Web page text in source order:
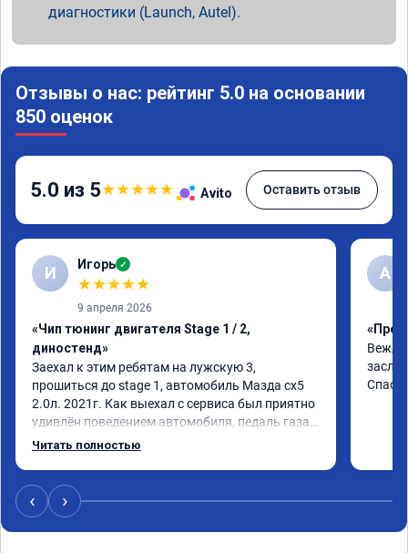
диагностики (Launch, Autel).
Отзывы о нас: рейтинг 5.0 на основании
850 оценок
5.0 из 5★★★★★ Avito Оставить отзыв
И Игорь ✓
★★★★★
9 апреля 2026
«Чип тюнинг двигателя Stage 1 / 2,
диностенд»
Заехал к этим ребятам на лужскую 3,
прошиться до stage 1, автомобиль Мазда сх5
2.0л. 2021г. Как выехал с сервиса был приятно
удивлён поведением автомобиля, педаль газа
стала отзывчивее, и резче что ли, разгон тоже
Если ваш автомобиль исправен и
своевременно обслуживается, то вреда это не
нанесёт
Читать полностью
A
‹ ›